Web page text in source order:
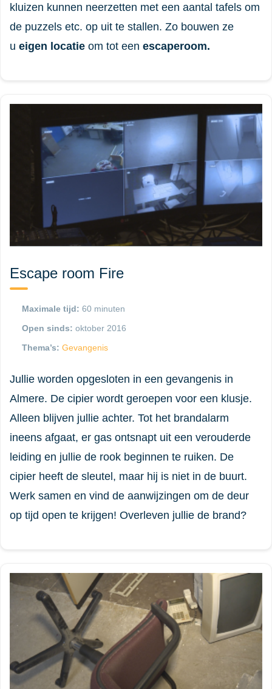
kluizen kunnen neerzetten met een aantal tafels om
de puzzels etc. op uit te stallen. Zo bouwen ze
u eigen locatie om tot een escaperoom.
Escape room Fire
Maximale tijd: 60 minuten
Open sinds: oktober 2016
Thema’s: Gevangenis
Jullie worden opgesloten in een gevangenis in
Almere. De cipier wordt geroepen voor een klusje.
Alleen blijven jullie achter. Tot het brandalarm
ineens afgaat, er gas ontsnapt uit een verouderde
leiding en jullie de rook beginnen te ruiken. De
cipier heeft de sleutel, maar hij is niet in de buurt.
Werk samen en vind de aanwijzingen om de deur
op tijd open te krijgen! Overleven jullie de brand?